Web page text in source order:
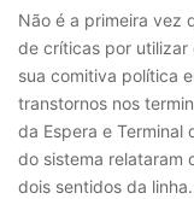
Não é a primeira vez
de críticas por utilizar
sua comitiva política
transtornos nos
da Espera e Terminal
do sistema relataram
dois sentidos da